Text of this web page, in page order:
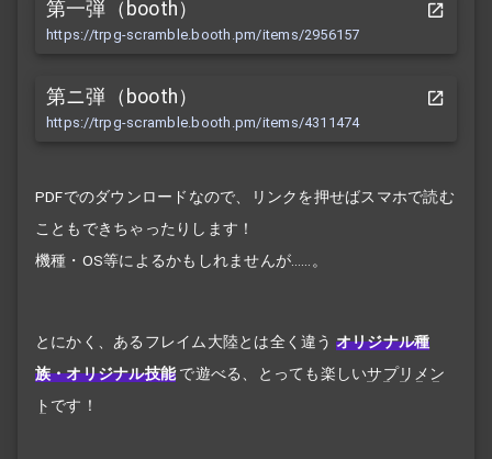
第一弾（booth）
https://trpg-scramble.booth.pm/items/2956157
第ニ弾（booth）
https://trpg-scramble.booth.pm/items/4311474
PDFでのダウンロードなので、リンクを押せばスマホで読む
こともできちゃったりします！
機種・OS等によるかもしれませんが……。
とにかく、あるフレイム大陸とは全く違う オリジナル種
族・オリジナル技能 で遊べる、とっても楽しいサプリメン
ト です！